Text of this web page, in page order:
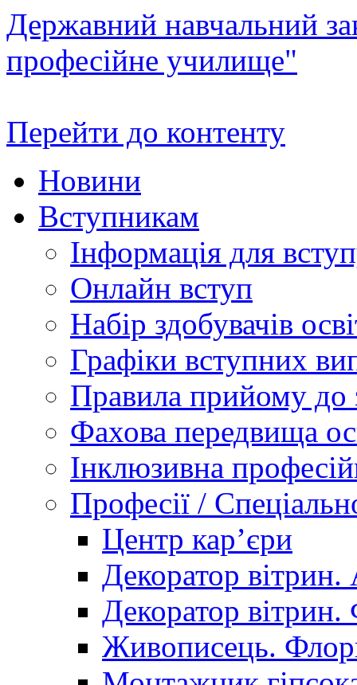
Державний навчальний
професійне училище"
Перейти до контенту
Новини
Вступникам
Інформація для
Онлайн вступ
Набір здобувачів
Графіки вступних
Правила прийому до
Фахова передвища
Інклюзивна
Професії /
Центр кар’єри
Декоратор вітрин.
Декоратор вітрин.
Живописець.